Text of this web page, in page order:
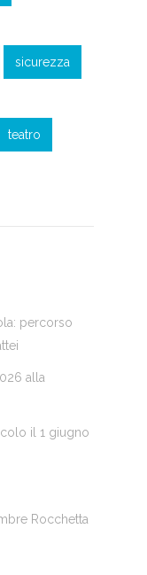
sicurezza
teatro
percorso
alla
il 1 giugno
Rocchetta